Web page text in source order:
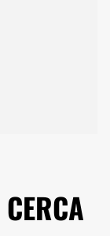
CERCA